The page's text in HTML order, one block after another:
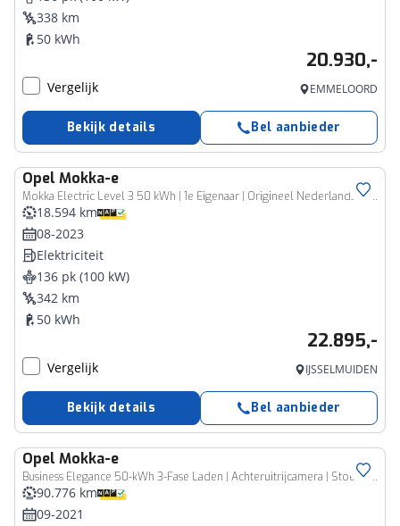
338 km
50 kWh
20.930,-
Vergelijk EMMELOORD
Bekijk details Bel aanbieder
Opel Mokka-e
Mokka Electric Level 3 50 kWh | 1e Eigenaar | Origineel Nederlands | Trekhaak | Dodehoek detectie | 100% SOH | Apple Carplay / Android Auto |
18.594 km
08-2023
Elektriciteit
136 pk (100 kW)
342 km
50 kWh
22.895,-
Vergelijk IJSSELMUIDEN
Bekijk details Bel aanbieder
Opel Mokka-e
Business Elegance 50-kWh 3-Fase Laden | Achteruitrijcamera | Stoel-/stuurverwarming | Dodehoekdetectie | Adaptive Cruise Control | VOL!
90.776 km
09-2021